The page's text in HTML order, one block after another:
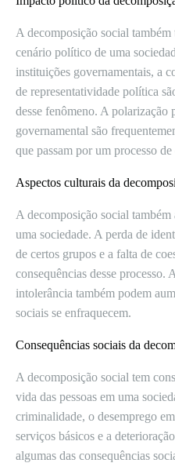
A decomposição social
cenário político de uma
instituições governamentais, a
de representatividade política
desse fenômeno. A polarização
governamental são
que passam por um processo
Aspectos culturais da
A decomposição social também
uma sociedade. A perda de
de certos grupos e a falta de
consequências desse processo.
intolerância também podem
sociais se enfraquecem.
Consequências sociais da
A decomposição social tem
vida das pessoas em uma
criminalidade, o desemprego
serviços básicos e a
algumas das consequências